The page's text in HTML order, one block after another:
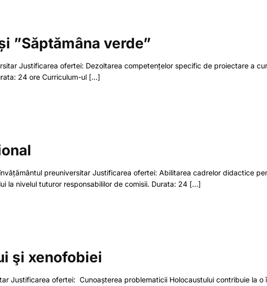
”Săptămâna verde”
Justificarea ofertei: Dezoltarea competențelor specific de proiectare a
24 ore Curriculum-ul […]
preuniversitar Justificarea ofertei: Abilitarea cadrelor didactice
la nivelul tuturor responsabililor de comisii. Durata: 24 […]
şi xenofobiei
Justificarea ofertei: Cunoașterea problematicii Holocaustului contribuie la o